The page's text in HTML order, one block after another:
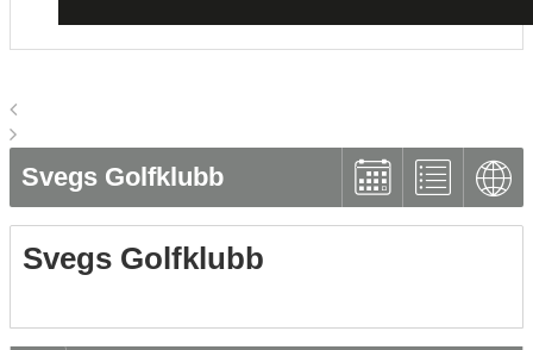
Svegs Golfklubb
Svegs Golfklubb